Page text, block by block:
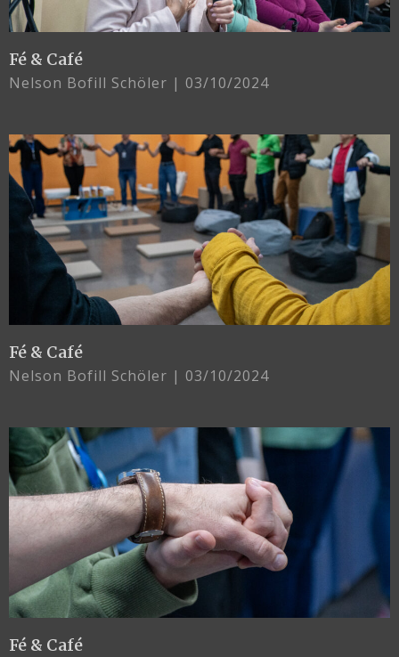
Fé & Café
Nelson Bofill Schöler 03/10/2024
Fé & Café
Nelson Bofill Schöler 03/10/2024
Fé & Café